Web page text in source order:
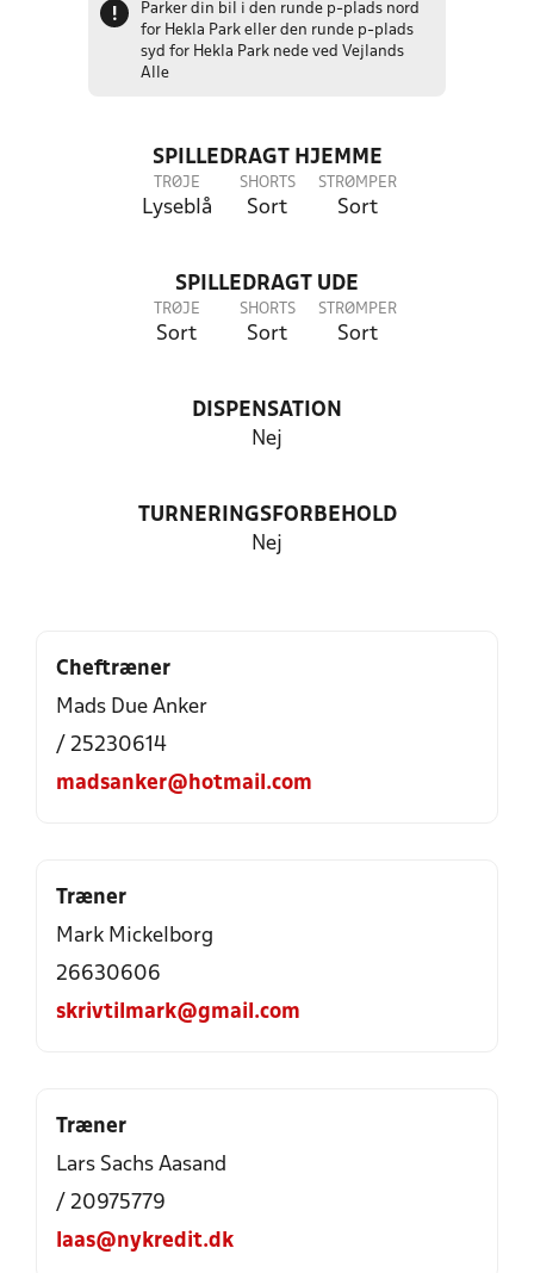
!
Parker din bil i den runde p-plads nord
for Hekla Park eller den runde p-plads
syd for Hekla Park nede ved Vejlands
Alle
SPILLEDRAGT HJEMME
TRØJE
Lyseblå
SHORTS
Sort
STRØMPER
Sort
SPILLEDRAGT UDE
TRØJE
Sort
SHORTS
Sort
STRØMPER
Sort
DISPENSATION
Nej
TURNERINGSFORBEHOLD
Nej
Cheftræner
Mads Due Anker
/ 25230614
madsanker@hotmail.com
Træner
Mark Mickelborg
26630606
skrivtilmark@gmail.com
Træner
Lars Sachs Aasand
/ 20975779
laas@nykredit.dk